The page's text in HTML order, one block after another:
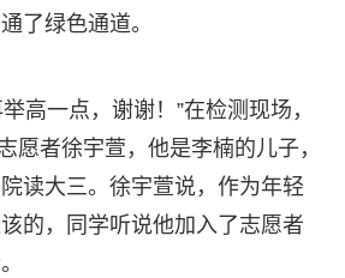
了绿色通道。
高一点，谢谢！”在检测现场，
愿者徐宇萱，他是李楠的儿子，
读大三。徐宇萱说，作为年轻
的，同学听说他加入了志愿者